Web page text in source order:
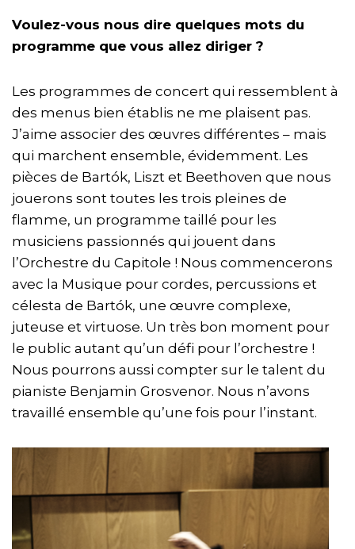
Voulez-vous nous dire quelques mots du
programme que vous allez diriger ?
Les programmes de concert qui ressemblent à
des menus bien établis ne me plaisent pas.
J’aime associer des œuvres différentes – mais
qui marchent ensemble, évidemment. Les
pièces de Bartók, Liszt et Beethoven que nous
jouerons sont toutes les trois pleines de
flamme, un programme taillé pour les
musiciens passionnés qui jouent dans
l’Orchestre du Capitole ! Nous commencerons
avec la Musique pour cordes, percussions et
célesta de Bartók, une œuvre complexe,
juteuse et virtuose. Un très bon moment pour
le public autant qu’un défi pour l’orchestre !
Nous pourrons aussi compter sur le talent du
pianiste Benjamin Grosvenor. Nous n’avons
travaillé ensemble qu’une fois pour l’instant.